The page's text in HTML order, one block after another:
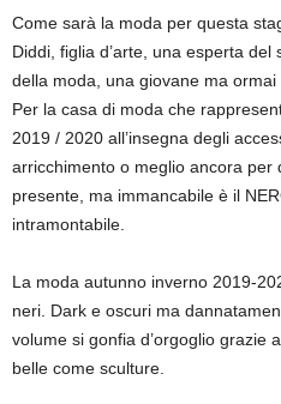
Come sarà la moda per questa
Diddi, figlia d’arte, una esperta del
della moda, una giovane ma ormai
Per la casa di moda che
2019 / 2020 all’insegna degli
arricchimento o meglio ancora per
presente, ma immancabile è il
intramontabile.
La moda autunno inverno 2019-
neri. Dark e oscuri ma
volume si gonfia d’orgoglio grazie
belle come sculture.